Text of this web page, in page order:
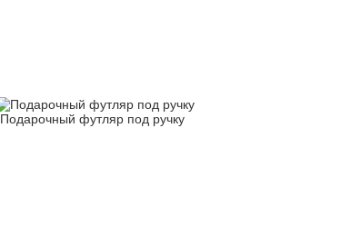
Подарочный футляр под ручку